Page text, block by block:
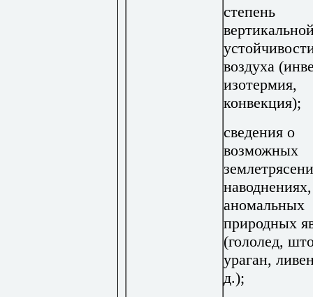
степень
воздуха
изотермия,
конвекция);
сведения о
возможных
аномальных
природных
(гололед,
ураган,
д.);